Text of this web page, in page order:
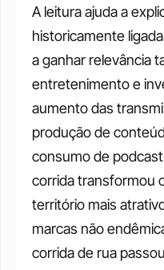
A leitura ajuda a
historicamente
a ganhar relevância
entretenimento e
aumento das
produção de
consumo de
corrida transformou
território mais
marcas não
corrida de rua